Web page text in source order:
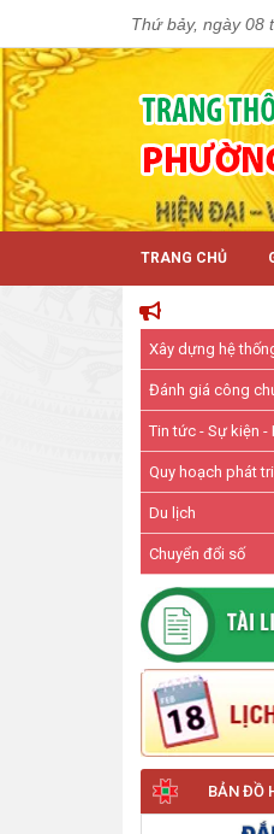
Thứ bảy, ngày 08
TRANG CHỦ
Xây dựng hệ
Đánh giá công
Tin tức - Sự kiện -
Quy hoạch phát
Du lịch
Chuyển đổi số
BẢN ĐỒ